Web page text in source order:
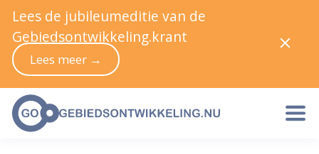
Lees de jubileumeditie van de
Gebiedsontwikkeling.krant
Lees meer →